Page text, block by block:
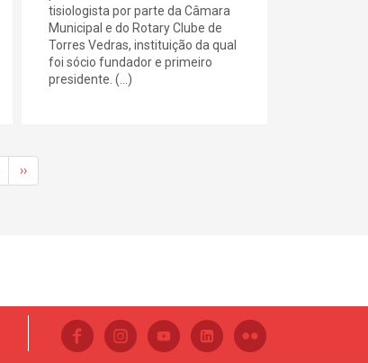
tisiologista por parte da Câmara
Municipal e do Rotary Clube de
Torres Vedras, instituição da qual
foi sócio fundador e primeiro
presidente. (...)
››